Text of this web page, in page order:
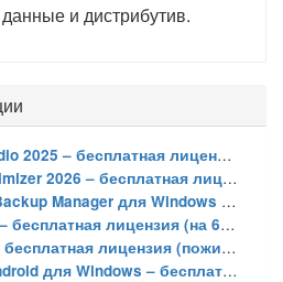
и дистрибутив.
бесплатная лицензия (пожизненная)
– бесплатная лицензия (пожизненная)
для Windows – бесплатная лицензия на 1 год
лицензия (на 6 месяцев)
лицензия (пожизненная)
– бесплатная лицензия на 1 год